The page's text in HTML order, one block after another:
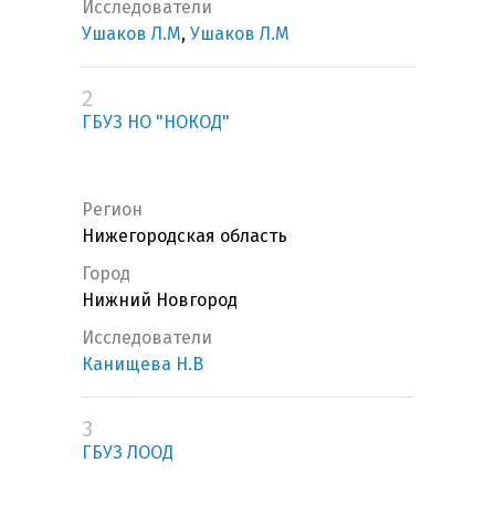
Исследователи
Ушаков Л.М, Ушаков Л.М
2
ГБУЗ НО "НОКОД"
Регион
Нижегородская область
Город
Нижний Новгород
Исследователи
Канищева Н.В
3
ГБУЗ ЛООД